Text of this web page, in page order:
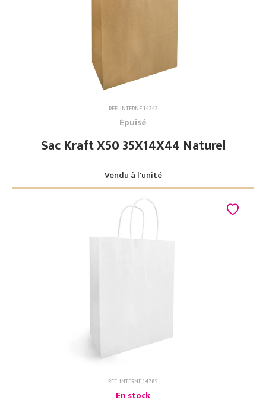
RÉF. INTERNE 14242
Épuisé
Sac Kraft X50 35X14X44 Naturel
Vendu à l'unité
RÉF. INTERNE 14785
En stock